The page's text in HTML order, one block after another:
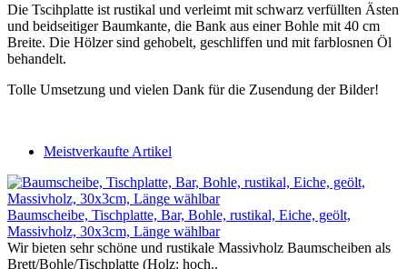
Die Tscihplatte ist rustikal und verleimt mit schwarz verfüllten Ästen
und beidseitiger Baumkante, die Bank aus einer Bohle mit 40 cm
Breite. Die Hölzer sind gehobelt, geschliffen und mit farblosnen Öl
behandelt.
Tolle Umsetzung und vielen Dank für die Zusendung der Bilder!
Meistverkaufte Artikel
Baumscheibe, Tischplatte, Bar, Bohle, rustikal, Eiche, geölt,
Massivholz, 30x3cm, Länge wählbar
Wir bieten sehr schöne und rustikale Massivholz Baumscheiben als
Brett/Bohle/Tischplatte (Holz: hoch..